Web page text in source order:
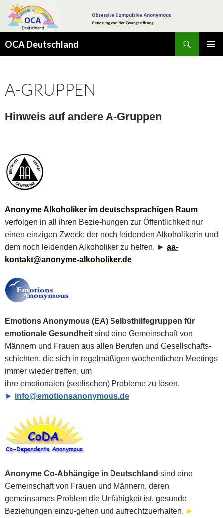
OCA Deutschland
A-GRUPPEN
Hinweis auf andere A-Gruppen
Anonyme Alkoholiker im deutschsprachigen Raum
verfolgen in all ihren Bezie-hungen zur Öffentlichkeit nur
einen einzigen Zweck: der noch leidenden Alkoholikerin und
dem noch leidenden Alkoholiker zu helfen. ► aa-
kontakt@anonyme-alkoholiker.de
Emotions Anonymous (EA) Selbsthilfegruppen für
emotionale Gesundheit sind eine Gemeinschaft von
Männern und Frauen aus allen Berufen und Gesellschafts-
schichten, die sich in regelmäßigen wöchentlichen Meetings
immer wieder treffen, um
ihre emotionalen (seelischen) Probleme zu lösen.
► info@emotionsanonymous.de
Anonyme Co-Abhängige in Deutschland sind eine
Gemeinschaft von Frauen und Männern, deren
gemeinsames Problem die Unfähigkeit ist, gesunde
Beziehungen einzu-gehen und aufrechtzuerhalten. ►